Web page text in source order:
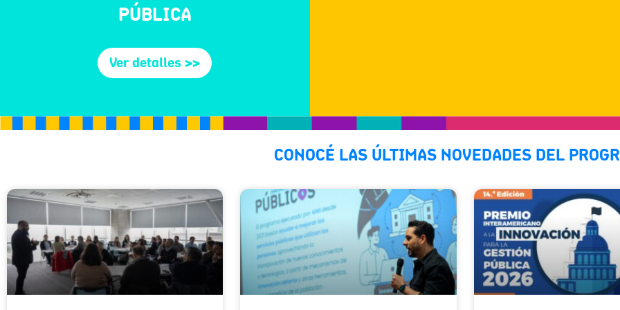
PÚBLICA
Ver detalles >>
CONOCÉ LAS ÚLTIMAS NOVEDADES DEL